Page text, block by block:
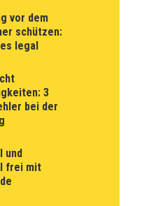
vor dem
schützen:
legal
3
bei der
und
frei mit